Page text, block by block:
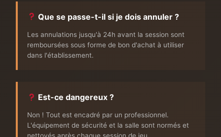
Que se passe-t-il si je dois annuler ?
Les annulations jusqu'à 24h avant la session sont
remboursées sous forme de bon d'achat à utiliser
dans l'établissement.
Est-ce dangereux ?
Non ! Tout est encadré par un professionnel.
L'équipement de sécurité et la salle sont normés et